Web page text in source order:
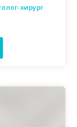
хирург